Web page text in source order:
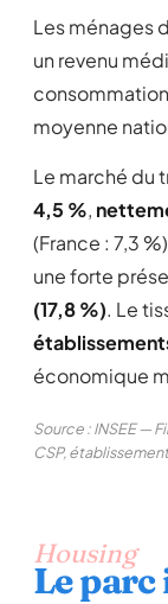
Les ménages
un revenu
moyenne
Le marché du
4,5 %,
(France : 7,3
une forte
(17,8 %). Le
économique
Source : INSEE —
CSP,
Housing
Le